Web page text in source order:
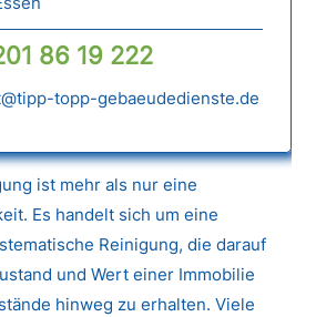
86 19 222
topp-gebaeudedienste.de
ist mehr als nur eine
Es handelt sich um eine
Reinigung, die darauf
und Wert einer Immobilie
hinweg zu erhalten. Viele